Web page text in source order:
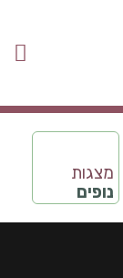
מצגות
נופים